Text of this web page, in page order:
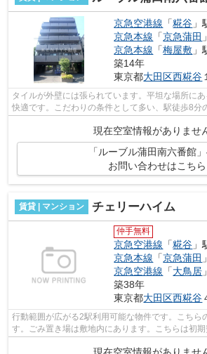
京急空港線 「糀谷 」
京急本線 「京急蒲田
京急本線 「梅屋敷 」
築14年
東京都大田区西糀谷
タイルが外壁には張られています。平坦な場所に
快適です。こだわりの条件として多い、駅徒歩8分
現在空室情報がありませ
「ルーブル蒲田南六番館
お問い合わせはこちら
賃貸 | マンション チェリーハイム
仲手無料
京急空港線 「糀谷 」
京急本線 「京急蒲田
京急空港線 「大鳥居
築38年
東京都大田区西糀谷
行動範囲が広がる2駅利用可能な物件です。こちら
す。ごみ置き場は敷地内にあります。こちらは初期
いただける物件なので、支払い手続きの手...
現在空室情報がありませ